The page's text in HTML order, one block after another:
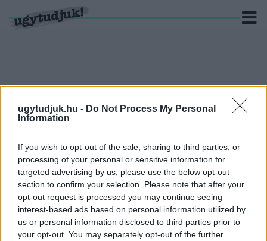
ugytudjuk.hu - Do Not Process My Personal
Information
If you wish to opt-out of the sale, sharing to third parties, or
processing of your personal or sensitive information for
targeted advertising by us, please use the below opt-out
section to confirm your selection. Please note that after your
opt-out request is processed you may continue seeing
interest-based ads based on personal information utilized by
us or personal information disclosed to third parties prior to
your opt-out. You may separately opt-out of the further
15 hír találató a(z) "Kovács János" cimkével ellátva.
EGY ELSZABADULT HAJÓÁGYÚ OKOZHAT
FEJFÁJÁST ORBÁNNAK A VÁLASZTÁS ELŐTT
2021. július. 08. 06:50
Súlyos, évekkel ezelőttre visszavezethető személyes konfliktus
terheli a kormányzati működést, ami – ha a miniszterelnök nem
elég óvatos – még a választási eredményre is kihathat. Az
Ugytudjuknak nyilatkozó elemző szerint Matolcsy György kvázi-
autonóm szereplőből egyre inkább elszabadult hajóágyúvá válik.